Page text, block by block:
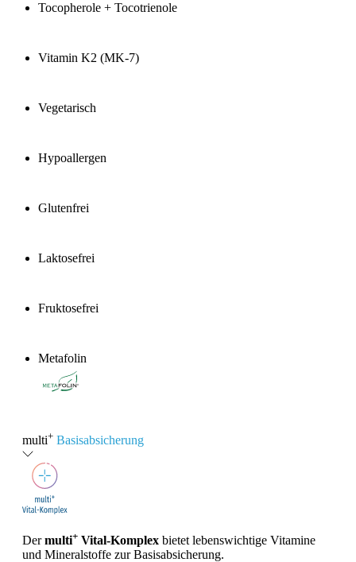
Tocopherole + Tocotrienole
Vitamin K2 (MK-7)
Vegetarisch
Hypoallergen
Glutenfrei
Laktosefrei
Fruktosefrei
Metafolin
®
multi+ Basisabsicherung
Dermulti+ Vital-Komplex bietet lebenswichtige Vitamine
und Mineralstoffe zur Basisabsicherung.